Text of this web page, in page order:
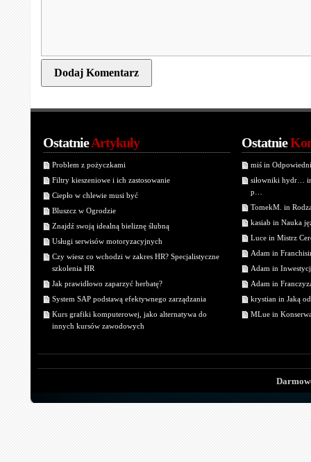
OstatnieArtykuły
Problem z pożyczkami
Filtry kieszeniowe i ich zastosowanie
Ciepło w chlewie musi być
Bluszcz w Ogrodzie
Znajdź swoją idealną bieliznę ślubną
Usługi serwisów motoryzacyjnych
Czy wiesz co wchodzi w zakres HR? Specjalistyczne
szkolenia HR
Jak prawidłowo zaparzyć herbatę?
System SAP podstawą efektywnego zarządzania
Kurs grafiki komputerowej, jako alternatywa do
innych kursów zawodowych
Ostatnie
miś in
siłowniki hydr…
p…
TomekM. in
kasiab in Nauka
Luce in Mistrz
Adam in
Adam in
Adam in
krystian in Jaką
MLue in